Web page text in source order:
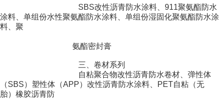
SBS改性沥青防水涂料、 911聚氨酯防水
涂料、单组份水性聚氨酯防水涂料、单组份湿固化聚氨酯防水涂
料、聚
氨酯密封膏
三、卷材系列
自粘聚合物改性沥青防水卷材、弹性体
（SBS）塑性体（APP）改性沥青防水涂料、PET自粘（无
胎）橡胶沥青防